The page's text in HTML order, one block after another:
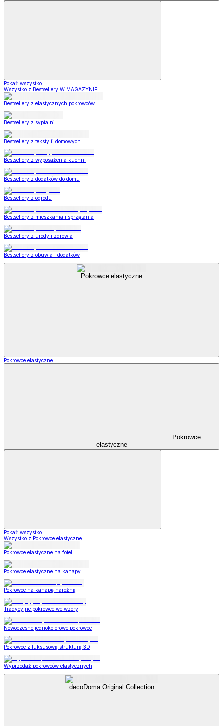
Pokaż wszystko
Wszystko z Bestsellery W MAGAZYNIE
Bestsellery z elastycznych pokrowców
Bestsellery z sypialni
Bestsellery z tekstylii domowych
Bestsellery z wyposażenia kuchni
Bestsellery z dodatków do domu
Bestsellery z ogrodu
Bestsellery z mieszkania i sprzątania
Bestsellery z urody i zdrowia
Bestsellery z obuwia i dodatków
Pokrowce elastyczne
Pokrowce elastyczne
Pokrowce
elastyczne
Pokaż wszystko
Wszystko z Pokrowce elastyczne
Pokrowce elastyczne na fotel
Pokrowce elastyczne na kanapy
Pokrowce na kanapę narożną
Tradycyjne pokrowce we wzory
Nowoczesne jednokolorowe pokrowce
Pokrowce z luksusową strukturą 3D
Wyprzedaż pokrowców elastycznych
decoDoma Original Collection